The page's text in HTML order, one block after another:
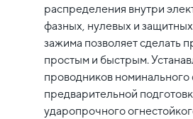
распределения внутри
фазных, нулевых и
зажима позволяет сделать
простым и быстрым.
проводников номинального
предварительной
ударопрочного